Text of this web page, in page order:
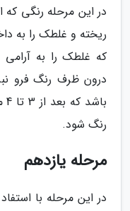
در این مرحله رنگی که
ریخته و غلطک را به
که غلطک را به آرامی
درون ظرف رنگ فرو
رنگ شود.
مرحله یازدهم
در این مرحله با